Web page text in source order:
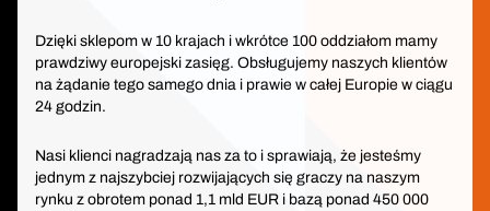
Dzięki sklepom w 10 krajach i wkrótce 100 oddziałom mamy
prawdziwy europejski zasięg. Obsługujemy naszych klientów
na żądanie tego samego dnia i prawie w całej Europie w ciągu
24 godzin.
Nasi klienci nagradzają nas za to i sprawiają, że jesteśmy
jednym z najszybciej rozwijających się graczy na naszym
rynku z obrotem ponad 1,1 mld EUR i bazą ponad 450 000